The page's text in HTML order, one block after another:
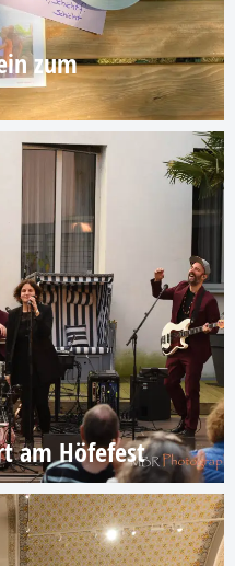
zum
am Höfefest